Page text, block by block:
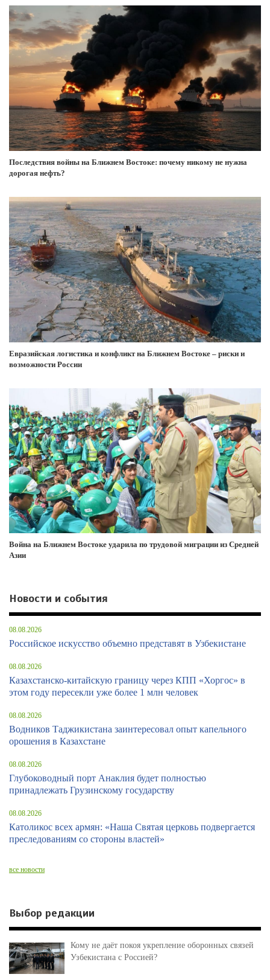
Последствия войны на Ближнем Востоке: почему никому не нужна
дорогая нефть?
Евразийская логистика и конфликт на Ближнем Востоке – риски и
возможности России
Война на Ближнем Востоке ударила по трудовой миграции из Средней
Азии
Новости и события
08.08.2026
Российское искусство объемно представят в Узбекистане
08.08.2026
Казахстанско-китайскую границу через КПП «Хоргос» в
этом году пересекли уже более 1 млн человек
08.08.2026
Водников Таджикистана заинтересовал опыт капельного
орошения в Казахстане
08.08.2026
Глубоководный порт Анаклия будет полностью
принадлежать Грузинскому государству
08.08.2026
Католикос всех армян: «Наша Святая церковь подвергается
преследованиям со стороны властей»
все новости
Выбор редакции
Кому не даёт покоя укрепление оборонных связей
Узбекистана с Россией?